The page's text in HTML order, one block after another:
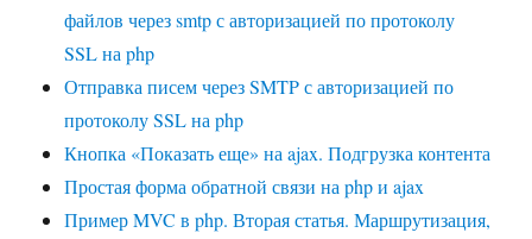
файлов через smtp с авторизацией по протоколу
SSL на php
Отправка писем через SMTP с авторизацией по
протоколу SSL на php
Кнопка «Показать еще» на ajax. Подгрузка контента
Простая форма обратной связи на php и ajax
Пример MVC в php. Вторая статья. Маршрутизация,